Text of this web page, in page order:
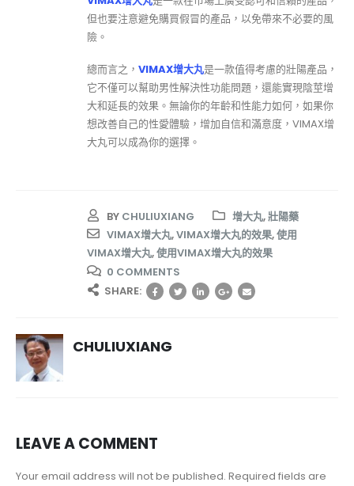
但也要注意避免購買假冒的產品，以免帶來不必要的風
險。
總而言之， VIMAX增大丸是一款值得考慮的壯陽產品，
它不僅可以幫助男性解決性功能問題，還能實現陰莖增
大和延長的效果。無論你的年齡和性能力如何，如果你
想改善自己的性愛體驗，增加自信和滿意度，VIMAX增
大丸可以成為你的選擇。
BY CHULIUXIANG 增大丸,壯陽藥
VIMAX增大丸,VIMAX增大丸的效果,使用
VIMAX增大丸,使用VIMAX增大丸的效果
0 COMMENTS
SHARE:
CHULIUXIANG
LEAVE A COMMENT
Your email address will not be published. Required fields are